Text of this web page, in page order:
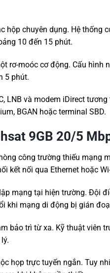
hộp chuyên dụng. Hệ thống
10 đến 15 phút.
rơ-moóc cơ động. Cấu
5 phút.
LNB và modem iDirect
BGAN hoặc terminal SBD.
9GB 20/5
công trường thiếu mạng
kết nối qua Ethernet hoặc
mạng tại hiện trường. Đội
khi mạng di động bị gián
bảo trì từ xa. Kỹ thuật viên
họp trực tuyến ngắn. Tuy